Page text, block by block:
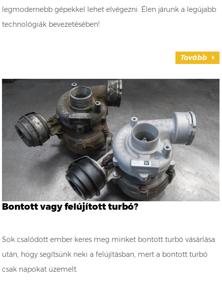
legmodernebb gépekkel lehet elvégezni. Élen járunk a legújabb
technológiák bevezetésében!
Tovább
Bontott vagy felújított turbó?
Sok csalódott ember keres meg minket bontott turbó vásárlása
után, hogy segítsünk neki a felújításban, mert a bontott turbó
csak napokat üzemelt.